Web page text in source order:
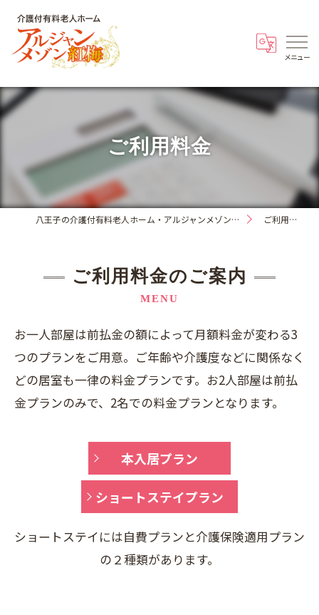
ご利用料金
八王子の介護付有料老人ホーム・アルジャンメゾン紅梅 ご利用料金
ご利用料金のご案内
MENU
お一人部屋は前払金の額によって月額料金が変わる3
つのプランをご用意。ご年齢や介護度などに関係なく
どの居室も一律の料金プランです。お2人部屋は前払
金プランのみで、2名での料金プランとなります。
本入居プラン
ショートステイプラン
ショートステイには自費プランと介護保険適用プラン
の２種類があります。